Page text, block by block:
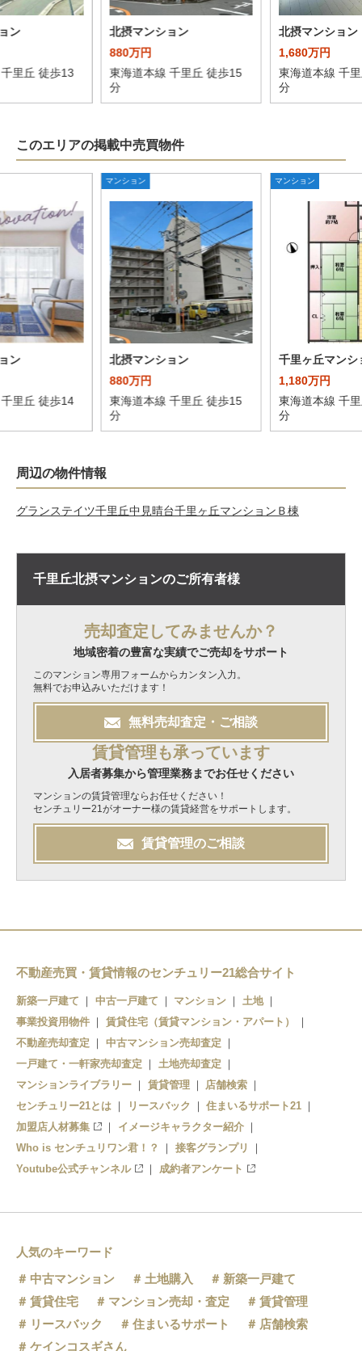
ン
里丘 徒歩13
北摂マンション
880万円
東海道本線 千里丘 徒歩15
分
北摂マンション
1,680万円
東海道本線 千
分
このエリアの掲載中売買物件
ン
里丘 徒歩14
マンション
北摂マンション
880万円
東海道本線 千里丘 徒歩15
分
マンション
千里ヶ丘マンシ
1,180万円
東海道本線 千
分
周辺の物件情報
グランステイツ千里丘中見晴台千里ヶ丘マンションＢ棟
千里丘北摂マンションのご所有者様
売却査定してみませんか？
地域密着の豊富な実績でご売却をサポート
このマンション専用フォームからカンタン入力。
無料でお申込みいただけます！
無料売却査定・ご相談
賃貸管理も承っています
入居者募集から管理業務までお任せください
マンションの賃貸管理ならお任せください！
センチュリー21がオーナー様の賃貸経営をサポートします。
賃貸管理のご相談
不動産売買・賃貸情報のセンチュリー21総合サイト
新築一戸建て 中古一戸建て マンション
土地
事業投資用物件
賃貸住宅（賃貸マンション・アパート）
不動産売却査定
中古マンション売却査定
一戸建て・一軒家売却査定
土地売却査定
マンションライブラリー
賃貸管理
店舗検索
センチュリー21とは
リースバック
住まいるサポート21
加盟店人材募集
イメージキャラクター紹介
Who is センチュリワン君！？
接客グランプリ
Youtube公式チャンネル
成約者アンケート
人気のキーワード
中古マンション
土地購入
新築一戸建て
賃貸住宅
マンション売却・査定
賃貸管理
リースバック
住まいるサポート
店舗検索
ケインコスギさん